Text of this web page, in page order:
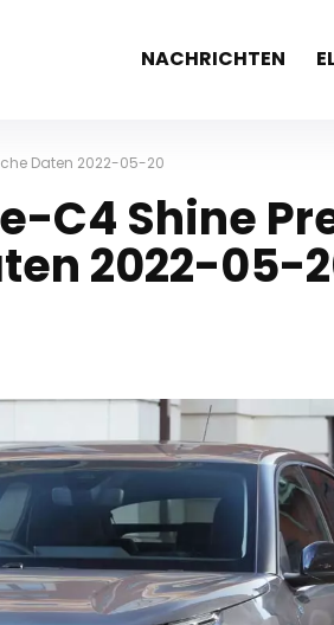
NACHRICHTEN
Daten 2022-05-20
C4 Shine
2022-05-